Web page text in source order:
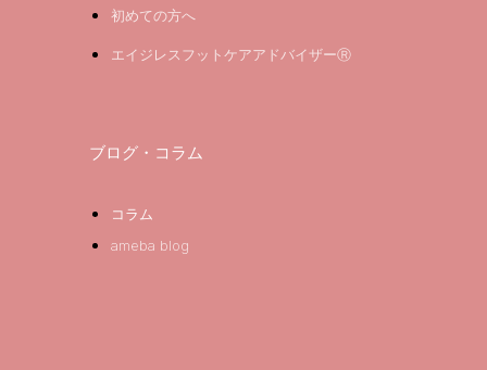
初めての方へ
エイジレスフットケアアドバイザーⓇ
ブログ・コラム
コラム
ameba blog